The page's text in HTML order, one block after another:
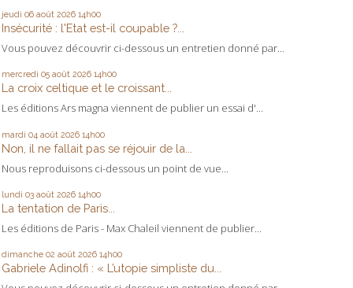
jeudi 06 août 2026 14h00
Insécurité : l'Etat est-il coupable ?...
Vous pouvez découvrir ci-dessous un entretien donné par...
mercredi 05 août 2026 14h00
La croix celtique et le croissant...
Les éditions Ars magna viennent de publier un essai d'...
mardi 04 août 2026 14h00
Non, il ne fallait pas se réjouir de la...
Nous reproduisons ci-dessous un point de vue...
lundi 03 août 2026 14h00
La tentation de Paris...
Les éditions de Paris - Max Chaleil viennent de publier...
dimanche 02 août 2026 14h00
Gabriele Adinolfi : « L’utopie simpliste du...